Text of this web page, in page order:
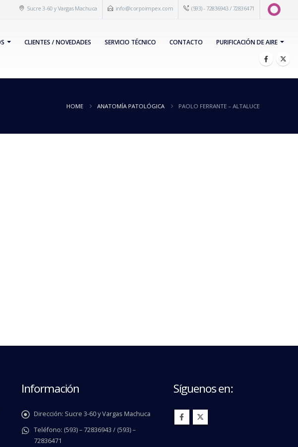
Sucre 3-60 y Vargas Machuca info@corpoimpex.com (593) - 72836943 / 72836471
CLIENTES / NOVEDADES SERVICIO TÉCNICO CONTACTO PURIFICACIÓN DE AIRE
HOME ANATOMÍA PATOLÓGICA PAOLO FERRANTE – ALTALUCE
Información
Dirección: Sucre 3-60 y Vargas Machuca
Teléfono: (593) – 72836943 / (593) –
72836471
Síguenos en: